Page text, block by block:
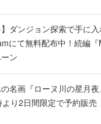
】ダンジョン探索で手に
にて無料配布中！続編
ン
名画『ローヌ川の星月
より2日間限定で予約販売